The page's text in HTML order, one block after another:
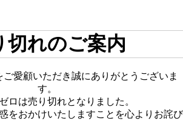
切れのご案内
愛顧いただき誠にありがとうございま
す。
ロは売り切れとなりました。
をおかけいたしますことを心よりお詫び